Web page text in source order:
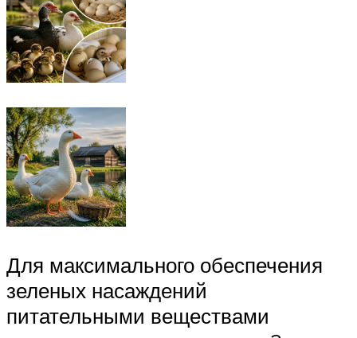
Для максимального обеспечения
зеленых насаждений
питательными веществами